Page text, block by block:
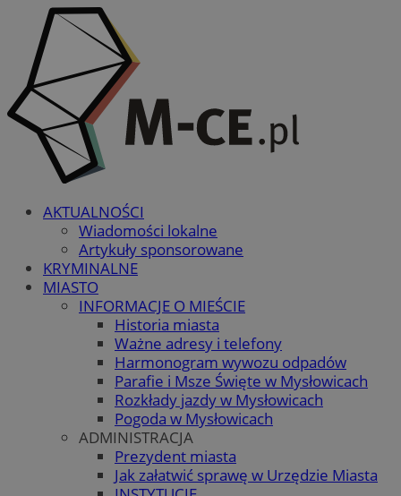
AKTUALNOŚCI
Wiadomości lokalne
Artykuły sponsorowane
KRYMINALNE
MIASTO
INFORMACJE O MIEŚCIE
Historia miasta
Ważne adresy i telefony
Harmonogram wywozu odpadów
Parafie i Msze Święte w Mysłowicach
Rozkłady jazdy w Mysłowicach
Pogoda w Mysłowicach
ADMINISTRACJA
Prezydent miasta
Jak załatwić sprawę w Urzędzie Miasta